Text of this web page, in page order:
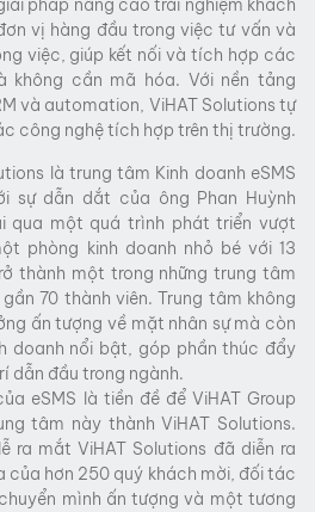
pháp nâng cao trải nghiệm khách
vị hàng đầu trong việc tư vấn và
việc, giúp kết nối và tích hợp các
không cần mã hóa. Với nền tảng
và automation, ViHAT Solutions tự
công nghệ tích hợp trên thị trường.
là trung tâm Kinh doanh eSMS
sự dẫn dắt của ông Phan Huỳnh
qua một quá trình phát triển vượt
phòng kinh doanh nhỏ bé với 13
thành một trong những trung tâm
70 thành viên. Trung tâm không
ấn tượng về mặt nhân sự mà còn
doanh nổi bật, góp phần thúc đẩy
dẫn đầu trong ngành.
eSMS là tiền đề để ViHAT Group
tâm này thành ViHAT Solutions.
ra mắt ViHAT Solutions đã diễn ra
của hơn 250 quý khách mời, đối tác
mình ấn tượng và một tương